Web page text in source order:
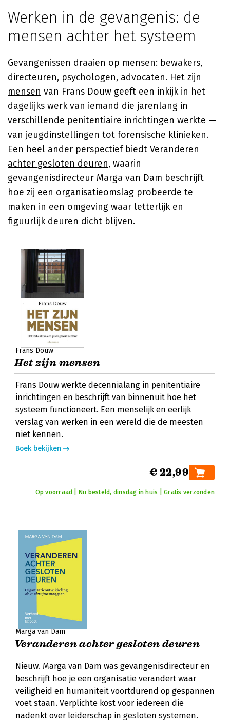
Werken in de gevangenis: de
mensen achter het systeem
Gevangenissen draaien op mensen: bewakers,
directeuren, psychologen, advocaten. Het zijn
mensen van Frans Douw geeft een inkijk in het
dagelijks werk van iemand die jarenlang in
verschillende penitentiaire inrichtingen werkte —
van jeugdinstellingen tot forensische klinieken.
Een heel ander perspectief biedt Veranderen
achter gesloten deuren, waarin
gevangenisdirecteur Marga van Dam beschrijft
hoe zij een organisatieomslag probeerde te
maken in een omgeving waar letterlijk en
figuurlijk deuren dicht blijven.
Frans Douw
Het zijn mensen
Frans Douw werkte decennialang in penitentiaire
inrichtingen en beschrijft van binnenuit hoe het
systeem functioneert. Een menselijk en eerlijk
verslag van werken in een wereld die de meesten
niet kennen.
Boek bekijken
€ 22,99
Op voorraad | Nu besteld, dinsdag in huis | Gratis verzonden
Marga van Dam
Veranderen achter gesloten deuren
Nieuw. Marga van Dam was gevangenisdirecteur en
beschrijft hoe je een organisatie verandert waar
veiligheid en humaniteit voortdurend op gespannen
voet staan. Verplichte kost voor iedereen die
nadenkt over leiderschap in gesloten systemen.